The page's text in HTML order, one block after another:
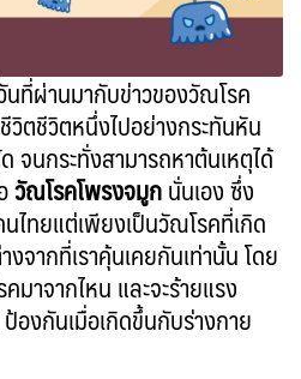
ที่ผ่านมากับข่าวของวัณโรค
วิตชีวิตหนึ่งไปอย่างกระทันหัน
จนกระทั่งสามารถหาต้นเหตุได้
วัณโรคโพรงจมูกนั่นเอง ซึ่ง
ไทยแต่เพียงเป็นวัณโรคที่เกิด
จากที่เราคุ้นเคยกันเท่านั้น โดย
มาจากไหน และจะร้ายแรง
องกันเมื่อเกิดขึ้นกับร่างกาย